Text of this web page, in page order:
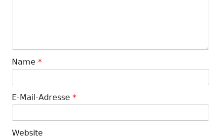
Name *
E-Mail-Adresse *
Website